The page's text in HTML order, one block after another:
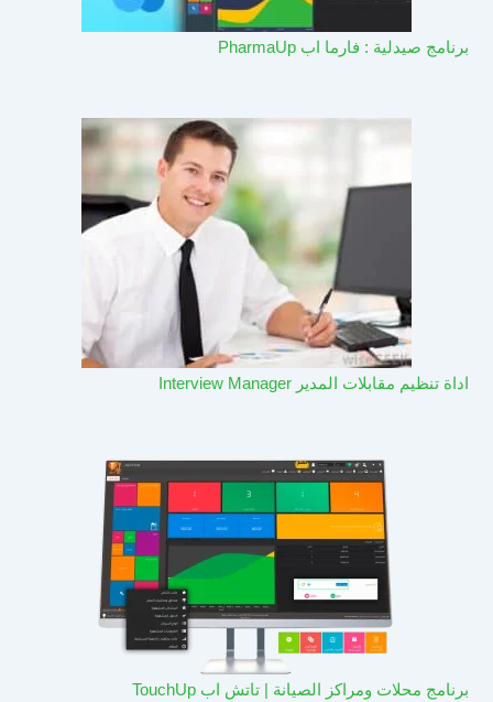
برنامج صيدلية : فارما اب PharmaUp​
اداة تنظيم مقابلات المدير Interview Manager
برنامج محلات ومراكز الصيانة | تاتش اب TouchUp